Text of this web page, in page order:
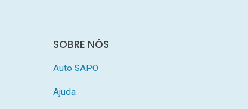
SOBRE NÓS
Auto SAPO
Ajuda